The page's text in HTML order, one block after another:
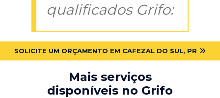
qualificados Grifo:
SOLICITE UM ORÇAMENTO EM CAFEZAL DO SUL, PR
Mais serviços
disponíveis no Grifo